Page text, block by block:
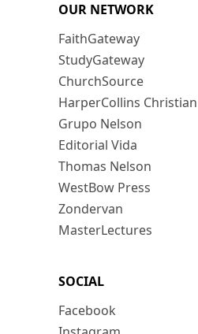
OUR NETWORK
FaithGateway
StudyGateway
ChurchSource
HarperCollins
Grupo Nelson
Editorial Vida
Thomas Nelson
WestBow Press
Zondervan
MasterLectures
SOCIAL
Facebook